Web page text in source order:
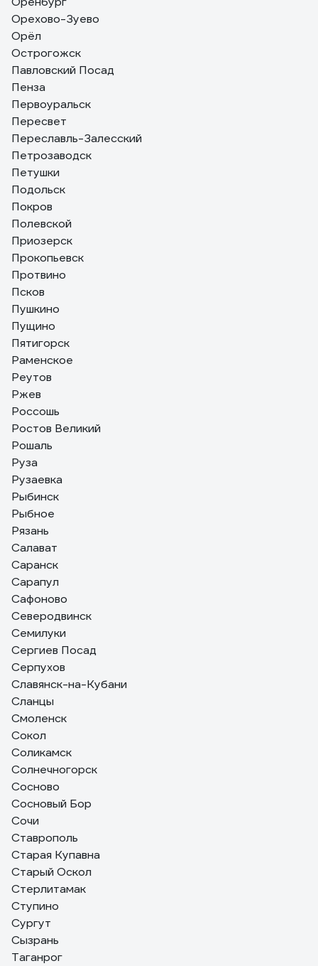
Орехово-Зуево
Орёл
Острогожск
Павловский Посад
Пенза
Первоуральск
Пересвет
Переславль-Залесский
Петрозаводск
Петушки
Подольск
Покров
Полевской
Приозерск
Прокопьевск
Протвино
Псков
Пушкино
Пущино
Пятигорск
Раменское
Реутов
Ржев
Россошь
Ростов Великий
Рошаль
Руза
Рузаевка
Рыбинск
Рыбное
Рязань
Салават
Саранск
Сарапул
Сафоново
Северодвинск
Семилуки
Сергиев Посад
Серпухов
Славянск-на-Кубани
Сланцы
Смоленск
Сокол
Соликамск
Солнечногорск
Сосново
Сосновый Бор
Сочи
Ставрополь
Старая Купавна
Старый Оскол
Стерлитамак
Ступино
Сургут
Сызрань
Таганрог